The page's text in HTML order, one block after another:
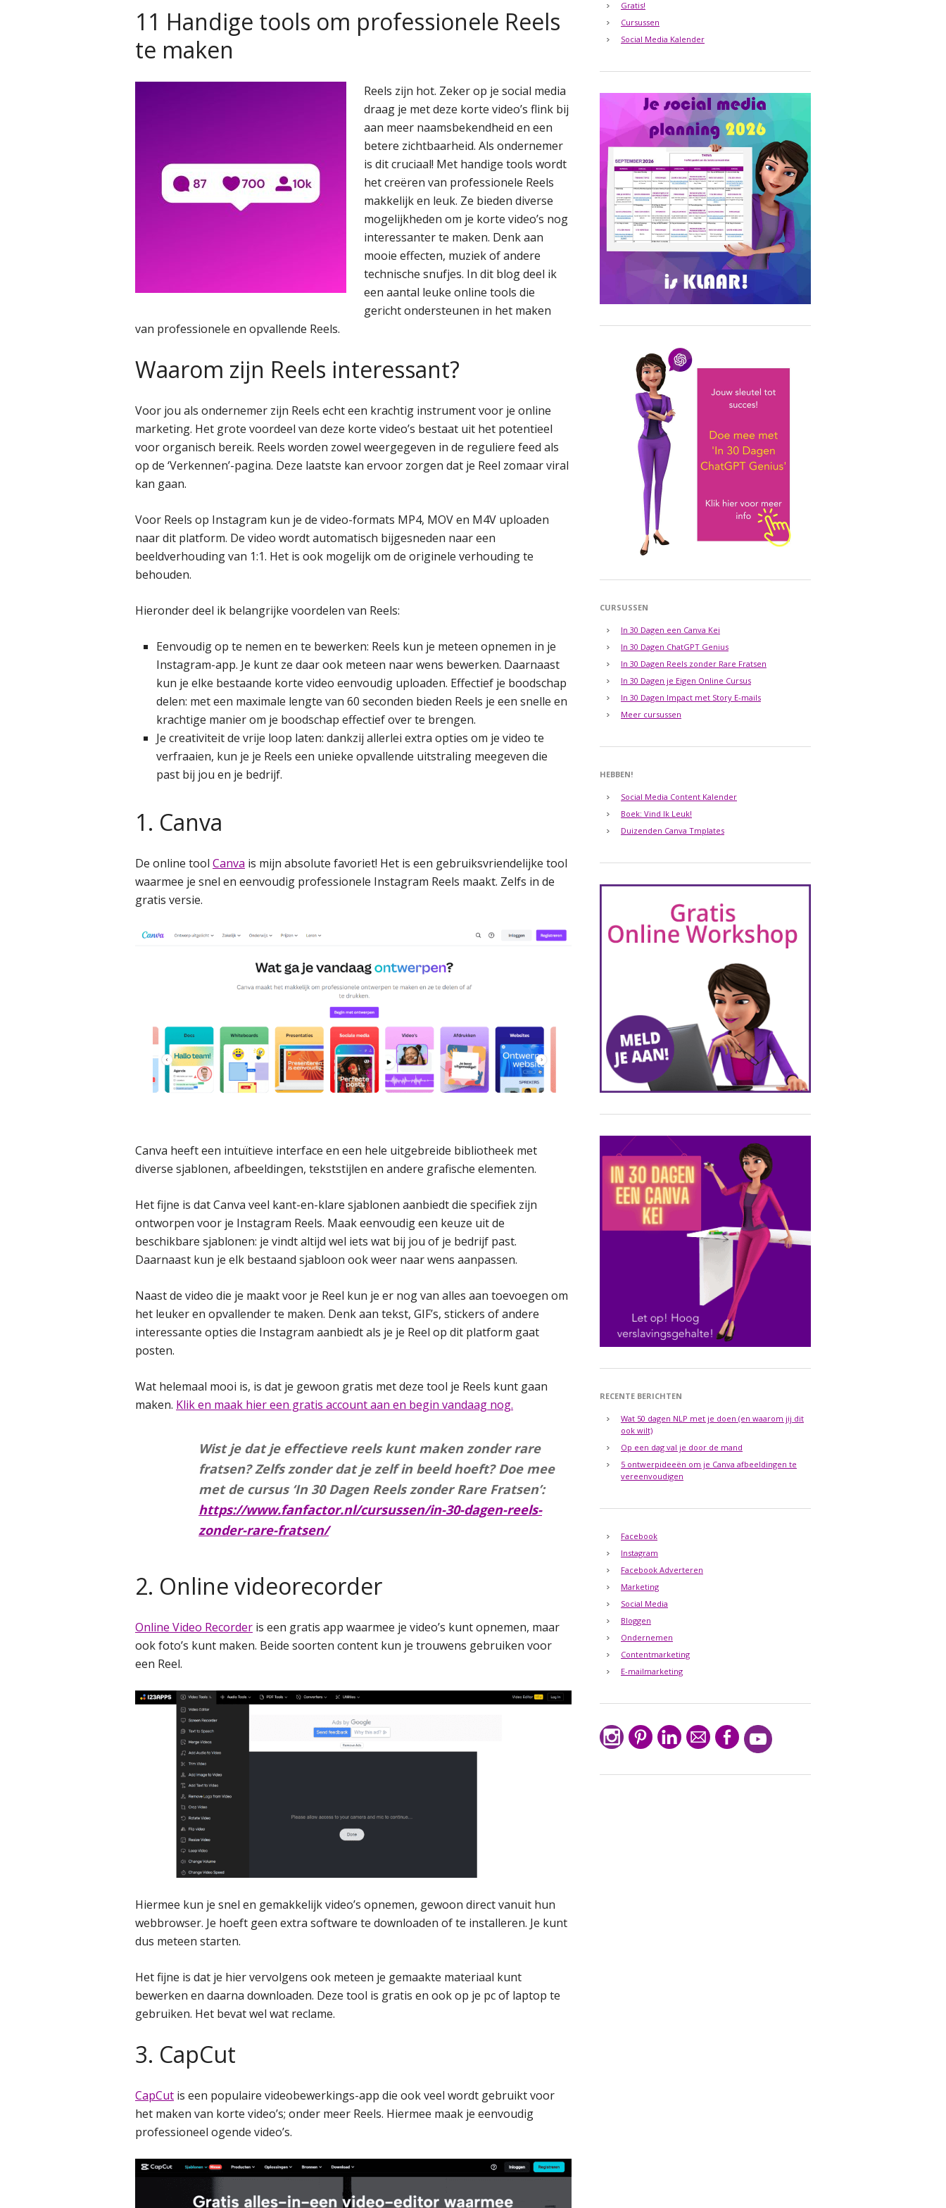
11 Handige tools om professionele Reels
te maken
Reels zijn hot. Zeker op je social media
draag je met deze korte video’s flink bij
aan meer naamsbekendheid en een
betere zichtbaarheid. Als ondernemer
is dit cruciaal! Met handige tools wordt
het creëren van professionele Reels
makkelijk en leuk. Ze bieden diverse
mogelijkheden om je korte video’s nog
interessanter te maken. Denk aan
mooie effecten, muziek of andere
technische snufjes. In dit blog deel ik
een aantal leuke online tools die
gericht ondersteunen in het maken
van professionele en opvallende Reels.
Waarom zijn Reels interessant?
Voor jou als ondernemer zijn Reels echt een krachtig instrument voor je online
marketing. Het grote voordeel van deze korte video’s bestaat uit het potentieel
voor organisch bereik. Reels worden zowel weergegeven in de reguliere feed als
op de ‘Verkennen’-pagina. Deze laatste kan ervoor zorgen dat je Reel zomaar viral
kan gaan.
Voor Reels op Instagram kun je de video-formats MP4, MOV en M4V uploaden
naar dit platform. De video wordt automatisch bijgesneden naar een
beeldverhouding van 1:1. Het is ook mogelijk om de originele verhouding te
behouden.
Hieronder deel ik belangrijke voordelen van Reels:
Eenvoudig op te nemen en te bewerken: Reels kun je meteen opnemen in je
Instagram-app. Je kunt ze daar ook meteen naar wens bewerken. Daarnaast
kun je elke bestaande korte video eenvoudig uploaden. Effectief je boodschap
delen: met een maximale lengte van 60 seconden bieden Reels je een snelle en
krachtige manier om je boodschap effectief over te brengen.
Je creativiteit de vrije loop laten: dankzij allerlei extra opties om je video te
verfraaien, kun je je Reels een unieke opvallende uitstraling meegeven die
past bij jou en je bedrijf.
1. Canva
De online tool Canva is mijn absolute favoriet! Het is een gebruiksvriendelijke tool
waarmee je snel en eenvoudig professionele Instagram Reels maakt. Zelfs in de
gratis versie.
Canva heeft een intuïtieve interface en een hele uitgebreide bibliotheek met
diverse sjablonen, afbeeldingen, tekststijlen en andere grafische elementen.
Het fijne is dat Canva veel kant-en-klare sjablonen aanbiedt die specifiek zijn
ontworpen voor je Instagram Reels. Maak eenvoudig een keuze uit de
beschikbare sjablonen: je vindt altijd wel iets wat bij jou of je bedrijf past.
Daarnaast kun je elk bestaand sjabloon ook weer naar wens aanpassen.
Naast de video die je maakt voor je Reel kun je er nog van alles aan toevoegen om
het leuker en opvallender te maken. Denk aan tekst, GIF’s, stickers of andere
interessante opties die Instagram aanbiedt als je je Reel op dit platform gaat
posten.
Wat helemaal mooi is, is dat je gewoon gratis met deze tool je Reels kunt gaan
maken. Klik en maak hier een gratis account aan en begin vandaag nog.
Wist je dat je effectieve reels kunt maken zonder rare
fratsen? Zelfs zonder dat je zelf in beeld hoeft? Doe mee
met de cursus ‘In 30 Dagen Reels zonder Rare Fratsen’:
https://www.fanfactor.nl/cursussen/in-30-dagen-reels-
zonder-rare-fratsen/
2. Online videorecorder
Online Video Recorder is een gratis app waarmee je video’s kunt opnemen, maar
ook foto’s kunt maken. Beide soorten content kun je trouwens gebruiken voor
een Reel.
Hiermee kun je snel en gemakkelijk video’s opnemen, gewoon direct vanuit hun
webbrowser. Je hoeft geen extra software te downloaden of te installeren. Je kunt
dus meteen starten.
Het fijne is dat je hier vervolgens ook meteen je gemaakte materiaal kunt
bewerken en daarna downloaden. Deze tool is gratis en ook op je pc of laptop te
gebruiken. Het bevat wel wat reclame.
3. CapCut
CapCut is een populaire videobewerkings-app die ook veel wordt gebruikt voor
het maken van korte video’s; onder meer Reels. Hiermee maak je eenvoudig
professioneel ogende video’s.
Gratis!
Cursussen
Social Media Kalender
CURSUSSEN
In 30 Dagen een Canva Kei
In 30 Dagen ChatGPT Genius
In 30 Dagen Reels zonder Rare Fratsen
In 30 Dagen je Eigen Online Cursus
In 30 Dagen Impact met Story E-mails
Meer cursussen
HEBBEN!
Social Media Content Kalender
Boek: Vind Ik Leuk!
Duizenden Canva Tmplates
RECENTE BERICHTEN
Wat 50 dagen NLP met je doen (en waarom jij dit
ook wilt)
Op een dag val je door de mand
5 ontwerpideeën om je Canva afbeeldingen te
vereenvoudigen
Facebook
Instagram
Facebook Adverteren
Marketing
Social Media
Bloggen
Ondernemen
Contentmarketing
E-mailmarketing